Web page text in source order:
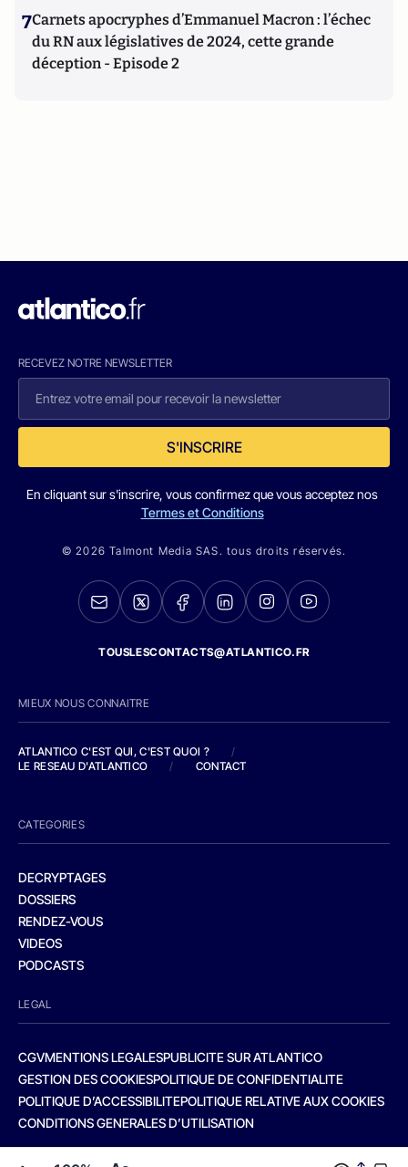
7Carnets apocryphes d’Emmanuel Macron : l’échec
du RN aux législatives de 2024, cette grande
déception - Episode 2
RECEVEZ NOTRE NEWSLETTER
S'INSCRIRE
En cliquant sur s'inscrire, vous confirmez que vous acceptez nos
Termes et Conditions
© 2026 Talmont Media SAS. tous droits réservés.
TOUSLESCONTACTS@ATLANTICO.FR
MIEUX NOUS CONNAITRE
ATLANTICO C'EST QUI, C'EST QUOI ?
/
LE RESEAU D'ATLANTICO
/ CONTACT
CATEGORIES
DECRYPTAGES
DOSSIERS
RENDEZ-VOUS
VIDEOS
PODCASTS
LEGAL
CGVMENTIONS LEGALESPUBLICITE SUR ATLANTICO
GESTION DES COOKIESPOLITIQUE DE CONFIDENTIALITE
POLITIQUE D’ACCESSIBILITEPOLITIQUE RELATIVE AUX COOKIES
CONDITIONS GENERALES D’UTILISATION